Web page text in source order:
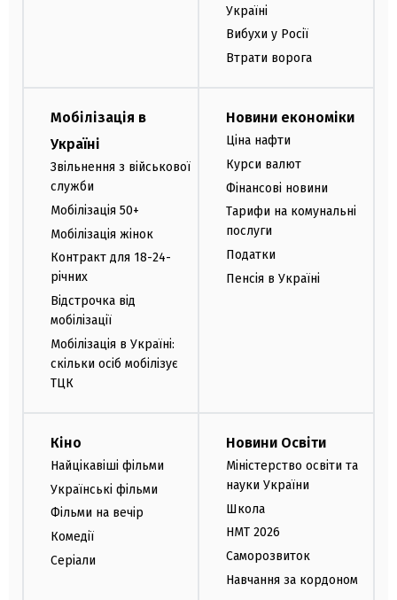
Україні
Вибухи у Росії
Втрати ворога
Мобілізація в
Україні
Звільнення з військової
служби
Мобілізація 50+
Мобілізація жінок
Контракт для 18-24-
річних
Відстрочка від
мобілізації
Мобілізація в Україні:
скільки осіб мобілізує
ТЦК
Новини економіки
Ціна нафти
Курси валют
Фінансові новини
Тарифи на комунальні
послуги
Податки
Пенсія в Україні
Кіно
Найцікавіші фільми
Українські фільми
Фільми на вечір
Комедії
Серіали
Новини Освіти
Міністерство освіти та
науки України
Школа
НМТ 2026
Саморозвиток
Навчання за кордоном